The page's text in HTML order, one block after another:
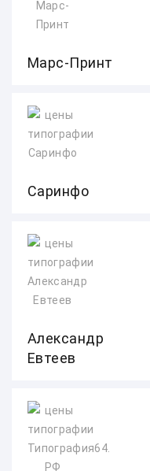
Марс-Принт
Саринфо
Александр
Евтеев